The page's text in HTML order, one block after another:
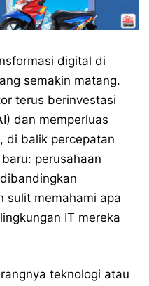
digital di
semakin matang.
terus berinvestasi
dan memperluas
di balik percepatan
perusahaan
sulit memahami apa
IT mereka
teknologi atau